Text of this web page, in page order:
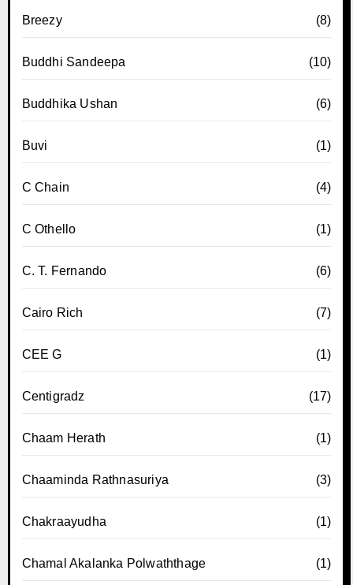
Breezy (8)
Buddhi Sandeepa (10)
Buddhika Ushan (6)
Buvi (1)
C Chain (4)
C Othello (1)
C. T. Fernando (6)
Cairo Rich (7)
CEE G (1)
Centigradz (17)
Chaam Herath (1)
Chaaminda Rathnasuriya (3)
Chakraayudha (1)
Chamal Akalanka Polwaththage (1)